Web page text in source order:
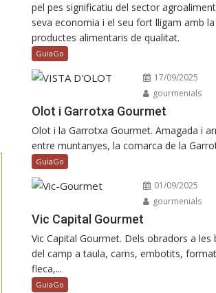
pel pes significatiu del sector
seva economia i el seu fort lligam amb
productes alimentaris de qualitat.
GuiaGo
17/09/2025
gourmenials
Olot i Garrotxa Gourmet
Olot i la Garrotxa Gourmet. Amagada i
entre muntanyes, la comarca de la
GuiaGo
01/09/2025
gourmenials
Vic Capital Gourmet
Vic Capital Gourmet. Dels obradors a les
del camp a taula, carns, embotits,
fleca,...
GuiaGo